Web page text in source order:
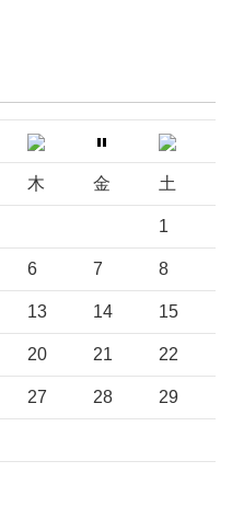
木 金 土
1
6 7 8
13 14 15
20 21 22
27 28 29